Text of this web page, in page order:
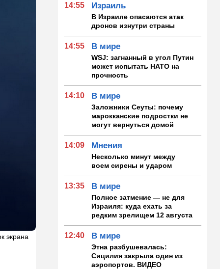
экрана
14:55 Израиль
В Израиле опасаются атак
дронов изнутри страны
14:55 В мире
WSJ: загнанный в угол Путин
может испытать НАТО на
прочность
14:10 В мире
Заложники Сеуты: почему
марокканские подростки не
могут вернуться домой
14:09 Мнения
Несколько минут между
воем сирены и ударом
13:35 В мире
Полное затмение — не для
Израиля: куда ехать за
редким зрелищем 12 августа
12:40 В мире
Этна разбушевалась:
Сицилия закрыла один из
аэропортов. ВИДЕО